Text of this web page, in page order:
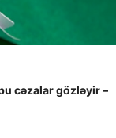
cəzalar gözləyir –